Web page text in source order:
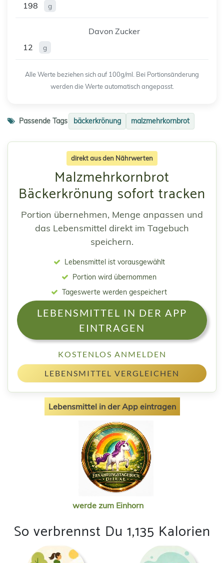
198
g
Davon Zucker
12
g
Alle Werte beziehen sich auf 100g/ml. Bei Portionsänderung
werden die Werte automatisch angepasst.
Passende Tags bäckerkrönung malzmehrkornbrot
direkt aus den Nährwerten
Malzmehrkornbrot
Bäckerkrönung sofort tracken
Portion übernehmen, Menge anpassen und
das Lebensmittel direkt im Tagebuch
speichern.
Lebensmittel ist vorausgewählt
Portion wird übernommen
Tageswerte werden gespeichert
LEBENSMITTEL IN DER APP
EINTRAGEN
KOSTENLOS ANMELDEN
LEBENSMITTEL VERGLEICHEN
Lebensmittel in der App eintragen
werde zum Einhorn
So verbrennst Du 1,135 Kalorien